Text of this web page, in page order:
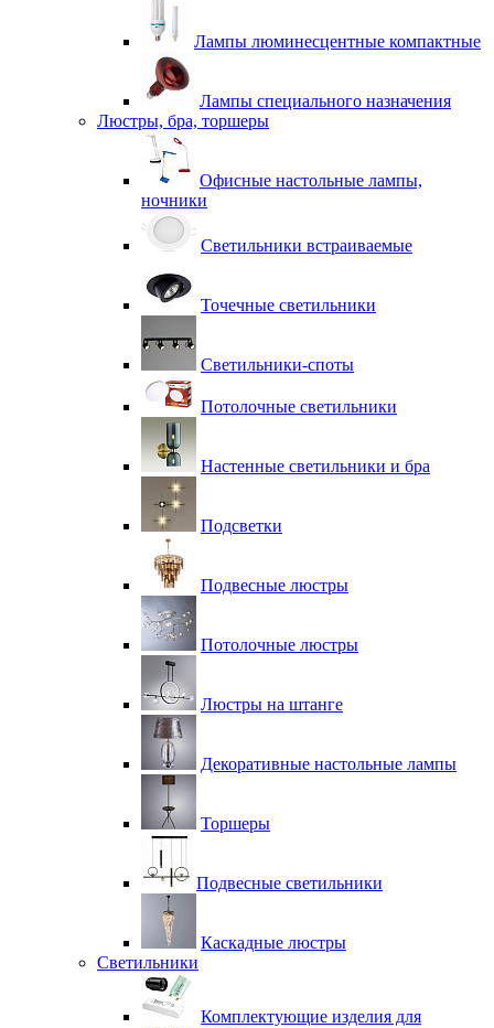
Лампы люминесцентные компактные
Лампы специального назначения
Люстры, бра, торшеры
Офисные настольные лампы,
ночники
Светильники встраиваемые
Точечные светильники
Светильники-споты
Потолочные светильники
Настенные светильники и бра
Подсветки
Подвесные люстры
Потолочные люстры
Люстры на штанге
Декоративные настольные лампы
Торшеры
Подвесные светильники
Каскадные люстры
Светильники
Комплектующие изделия для